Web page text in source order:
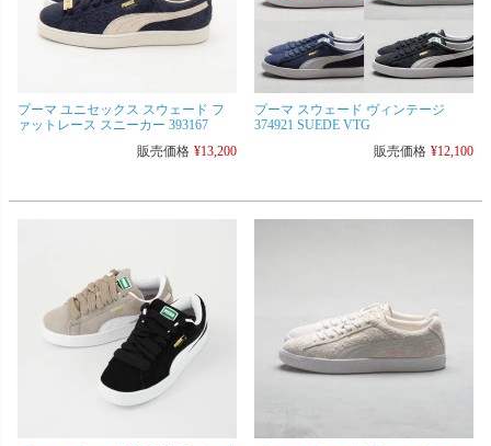
プーマ ユニセックス スウェード フ
ァットレース スニーカー 393167
販売価格 ¥13,200
プーマ スウェード ヴィンテージ
374921 SUEDE VTG
販売価格 ¥12,100